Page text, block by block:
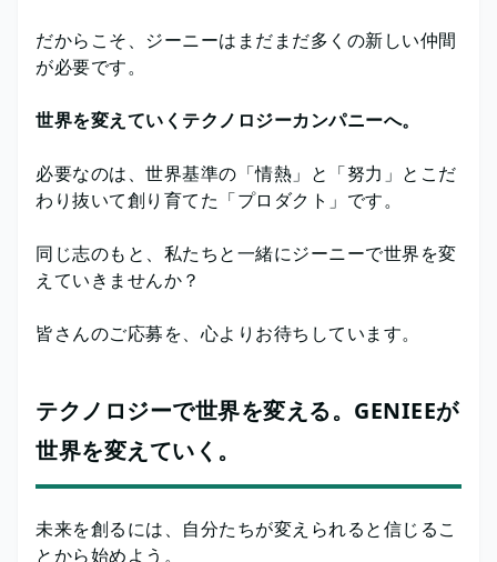
だからこそ、ジーニーはまだまだ多くの新しい仲間
が必要です。
世界を変えていくテクノロジーカンパニーへ。
必要なのは、世界基準の「情熱」と「努力」とこだ
わり抜いて創り育てた「プロダクト」です。
同じ志のもと、私たちと一緒にジーニーで世界を変
えていきませんか？
皆さんのご応募を、心よりお待ちしています。
テクノロジーで世界を変える。GENIEEが
世界を変えていく。
未来を創るには、自分たちが変えられると信じるこ
とから始めよう。